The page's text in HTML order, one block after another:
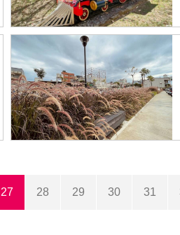
27 28 29 30 31